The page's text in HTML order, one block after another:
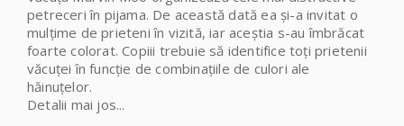
petreceri în pijama. De această dată ea și-a invitat o
mulțime de prieteni în vizită, iar aceștia s-au îmbrăcat
foarte colorat. Copiii trebuie să identifice toți prietenii
văcuței în funcție de combinațiile de culori ale
hăinuțelor.
Detalii mai jos...